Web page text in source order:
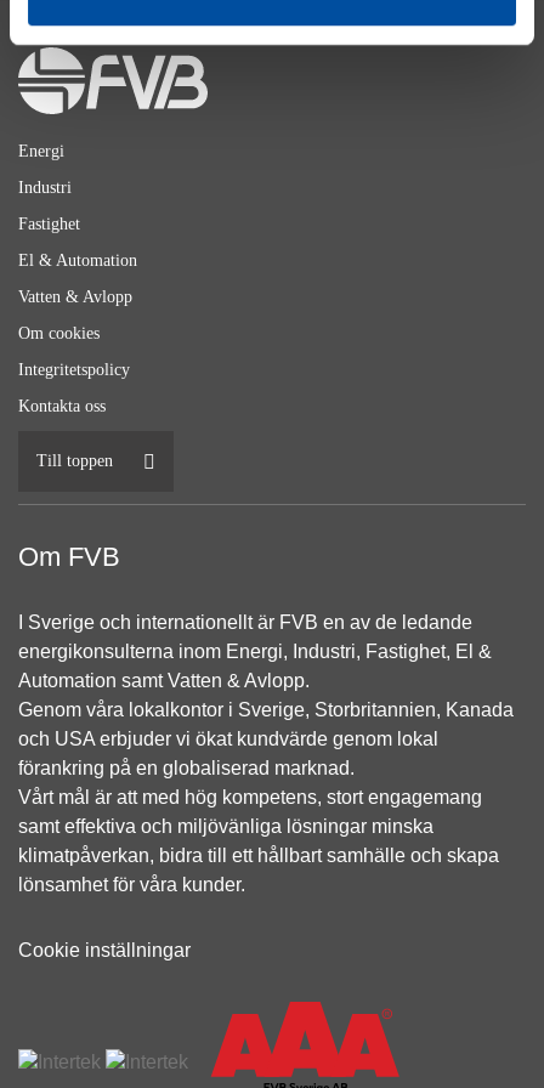
Energi
Industri
Fastighet
El & Automation
Vatten & Avlopp
Om cookies
Integritetspolicy
Kontakta oss
Till toppen
Om FVB
I Sverige och internationellt är FVB en av de ledande
energikonsulterna inom Energi, Industri, Fastighet, El &
Automation samt Vatten & Avlopp.
Genom våra lokalkontor i Sverige, Storbritannien, Kanada
och USA erbjuder vi ökat kundvärde genom lokal
förankring på en globaliserad marknad.
Vårt mål är att med hög kompetens, stort engagemang
samt effektiva och miljövänliga lösningar minska
klimatpåverkan, bidra till ett hållbart samhälle och skapa
lönsamhet för våra kunder.
Cookie inställningar